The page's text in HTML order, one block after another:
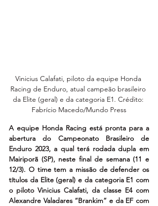
Vinicius Calafati, piloto da equipe Honda
Racing de Enduro, atual campeão brasileiro
da Elite (geral) e da categoria E1. Crédito:
Fabrício Macedo/Mundo Press
A equipe Honda Racing está pronta para a
abertura do Campeonato Brasileiro de
Enduro 2023, a qual terá rodada dupla em
Mairiporã (SP), neste final de semana (11 e
12/3). O time tem a missão de defender os
títulos da Elite (geral) e da categoria E1 com
o piloto Vinicius Calafati, da classe E4 com
Alexandre Valadares “Brankim” e da EF com